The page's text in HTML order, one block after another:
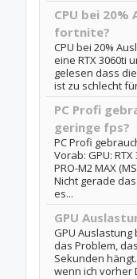
CPU bei 20%
fortnite?
CPU bei 20%
eine RTX 3060ti
gelesen dass
ist zu schlecht
PC Profi
geringe fps?
PC Profi
Vorab: GPU: RTX
PRO-M2 MAX
Nicht gerade
es...
GPU
GPU Auslastung
das Problem,
Sekunden
wenn ich vorher